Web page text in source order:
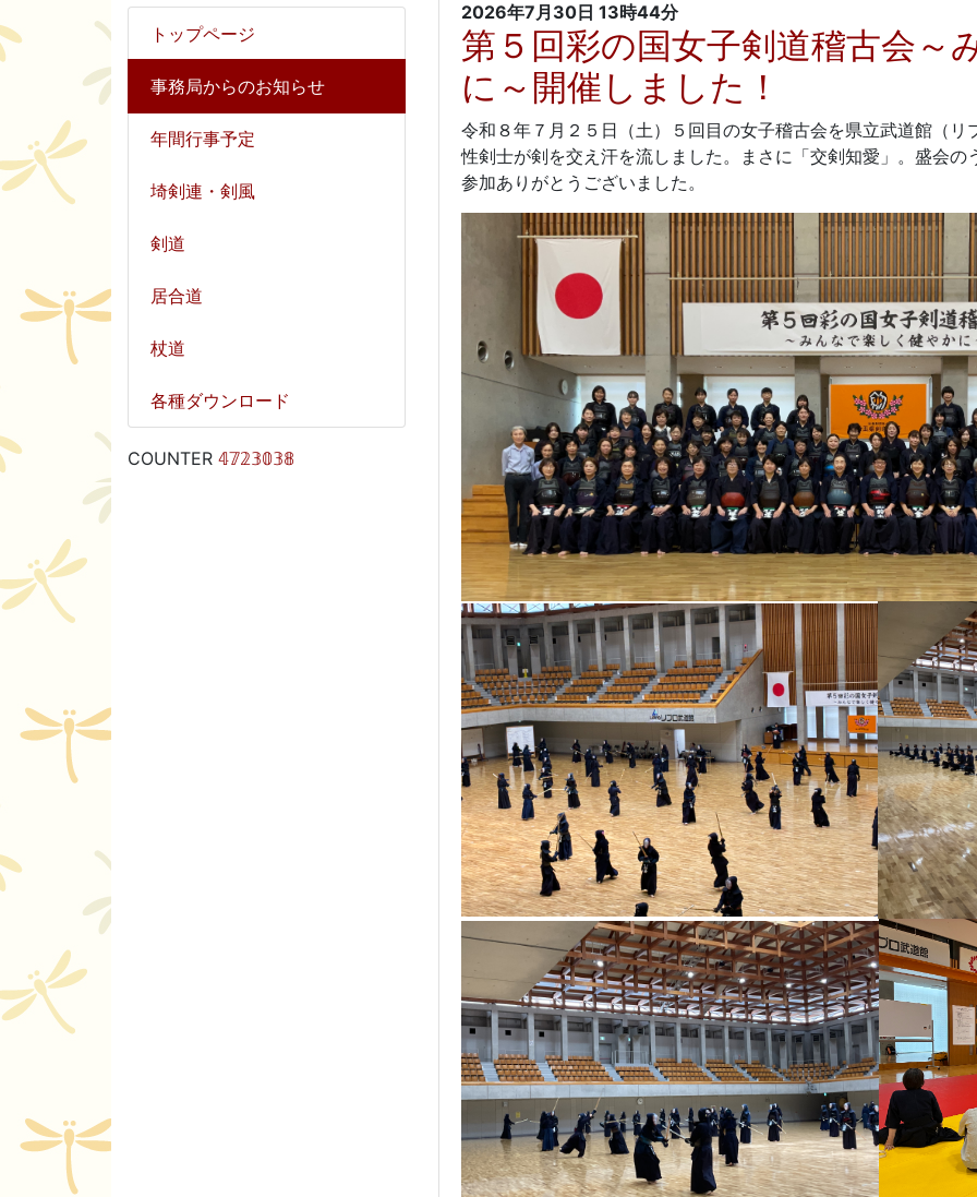
トップページ
事務局からのお知らせ
年間行事予定
埼剣連・剣風
剣道
居合道
杖道
各種ダウンロード
COUNTER 𝟜𝟟𝟚𝟛𝟘𝟛𝟠
2026年7月30日 13時44分
第５回彩の国女子剣道稽古会～
に～開催しました！
令和８年７月２５日（土）５回目の女子稽古会を県立武道館（
性剣士が剣を交え汗を流しました。まさに「交剣知愛」。盛会
参加ありがとうございました。